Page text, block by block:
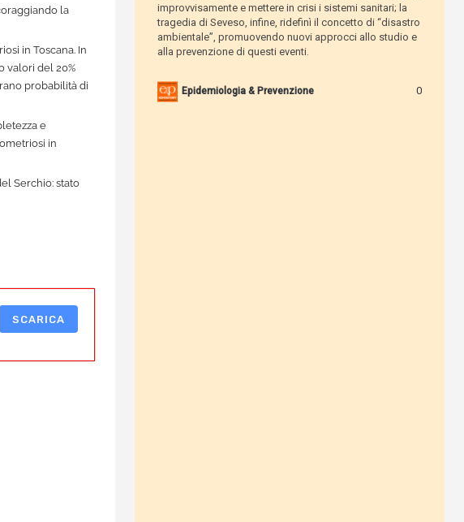
la
in Toscana. In
valori del 20%
probabilità di
e
in
Serchio: stato
SCARICA